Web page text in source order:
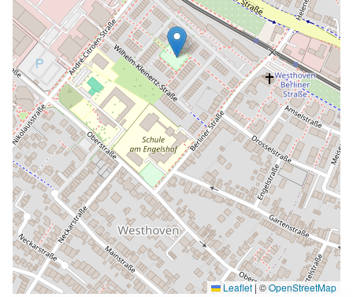
Leaflet|©OpenStreetMap